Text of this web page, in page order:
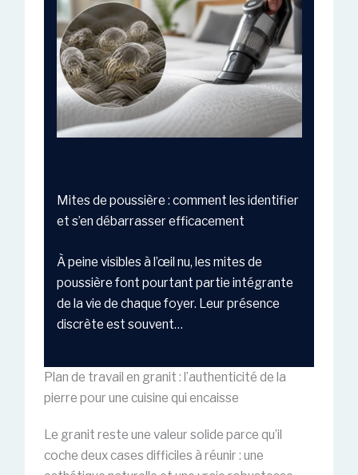
Mites de poussière : comment les identifier
et s’en débarrasser efficacement
À peine visibles à l’œil nu, les mites de
poussière font pourtant partie intégrante
de la vie de chaque foyer. Leur présence
discrète est souvent…
Plan de travail en granit : l’authenticité de la
pierre pour une cuisine qui encaisse
Le granit reste une valeur solide parce qu’il
coche deux cases difficiles à réunir : une